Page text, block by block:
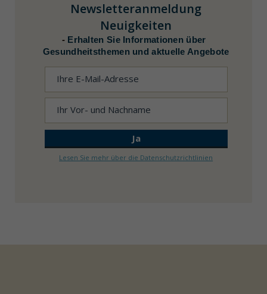
Newsletteranmeldung
Neuigkeiten
- Erhalten Sie Informationen über
Gesundheitsthemen und aktuelle Angebote
Lesen Sie mehr über die Datenschutzrichtlinien